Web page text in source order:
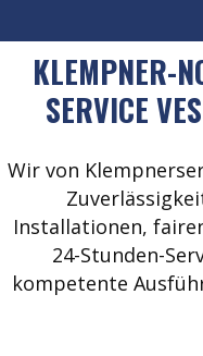
KLEMPNER-
SERVICE
Wir von
Installationen,
24-Stunden-
kompetente